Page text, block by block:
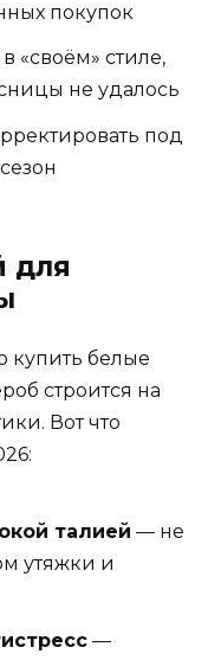
покупок
«своём» стиле,
не удалось
под
для
купить белые
строится на
Вот что
талией — не
утяжки и
—